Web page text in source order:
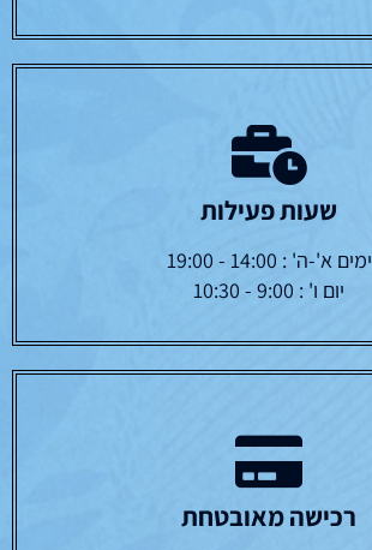
שעות פעילות
ימים א'-ה' : 14:00 - 19:00
יום ו' : 9:00 - 10:30
רכישה מאובטחת